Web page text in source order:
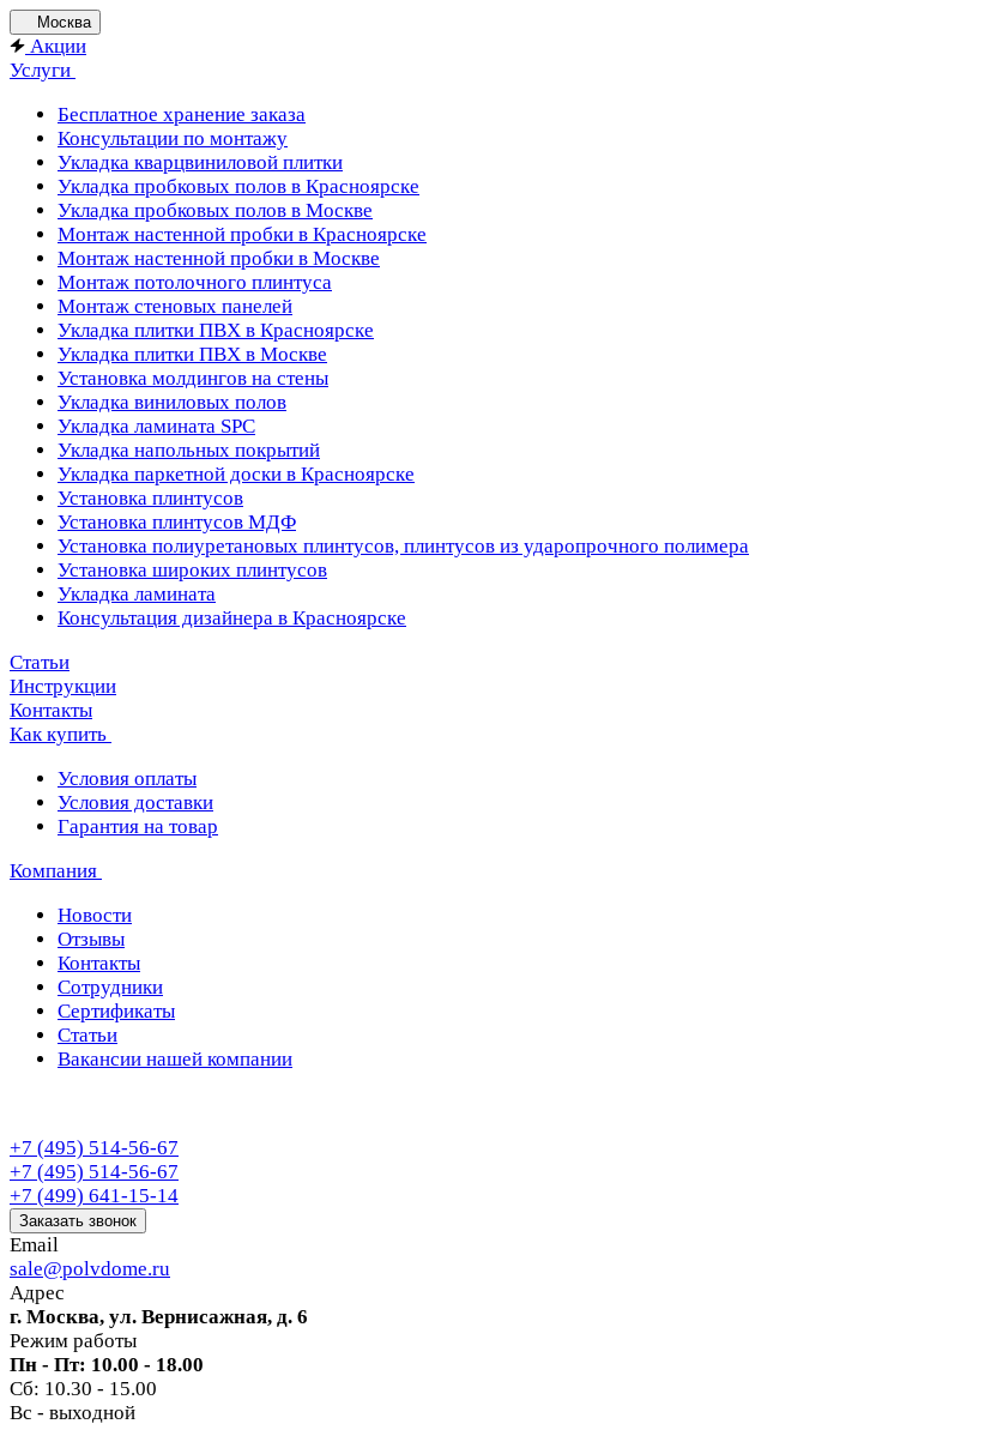
Москва
Акции
Услуги
Бесплатное хранение заказа
Консультации по монтажу
Укладка кварцвиниловой плитки
Укладка пробковых полов в Красноярске
Укладка пробковых полов в Москве
Монтаж настенной пробки в Красноярске
Монтаж настенной пробки в Москве
Монтаж потолочного плинтуса
Монтаж стеновых панелей
Укладка плитки ПВХ в Красноярске
Укладка плитки ПВХ в Москве
Установка молдингов на стены
Укладка виниловых полов
Укладка ламината SPC
Укладка напольных покрытий
Укладка паркетной доски в Красноярске
Установка плинтусов
Установка плинтусов МДФ
Установка полиуретановых плинтусов, плинтусов из ударопрочного полимера
Установка широких плинтусов
Укладка ламината
Консультация дизайнера в Красноярске
Статьи
Инструкции
Контакты
Как купить
Условия оплаты
Условия доставки
Гарантия на товар
Компания
Новости
Отзывы
Контакты
Сотрудники
Сертификаты
Статьи
Вакансии нашей компании
+7 (495) 514-56-67
+7 (495) 514-56-67
+7 (499) 641-15-14
Заказать звонок
Email
sale@polvdome.ru
Адрес
г. Москва, ул. Вернисажная, д. 6
Режим работы
Пн - Пт: 10.00 - 18.00
Сб: 10.30 - 15.00
Вс - выходной